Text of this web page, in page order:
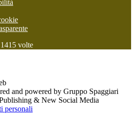
1415 volte
and powered by Gruppo Spaggiari
& New Social Media
personali